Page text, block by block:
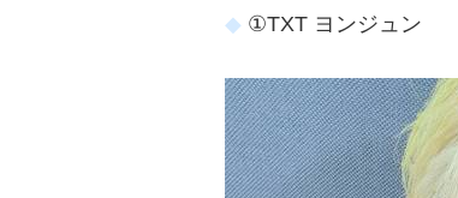
①TXT ヨンジュン